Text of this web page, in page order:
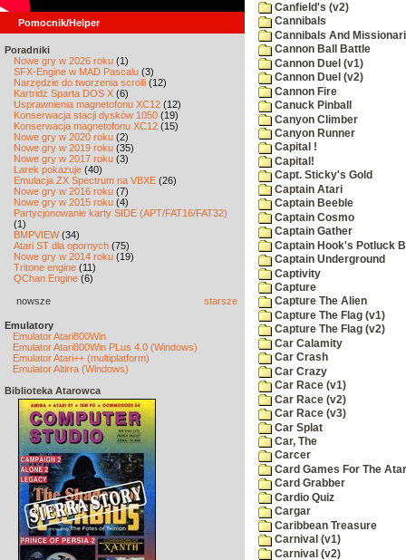
Pomocnik/Helper
Poradniki
Nowe gry w 2026 roku (1)
SFX-Engine w MAD Pascalu (3)
Narzędzie do tworzenia scrolli (12)
Kartridż Sparta DOS X (6)
Usprawnienia magnetofonu XC12 (12)
Konserwacja stacji dysków 1050 (19)
Konserwacja magnetofonu XC12 (15)
Nowe gry w 2020 roku (2)
Nowe gry w 2019 roku (35)
Nowe gry w 2017 roku (3)
Larek pokazuje (40)
Emulacja ZX Spectrum na VBXE (26)
Nowe gry w 2016 roku (7)
Nowe gry w 2015 roku (4)
Partycjonowanie karty SIDE (APT/FAT16/FAT32)
(1)
BMPVIEW(34)
Atari ST dla opornych (75)
Nowe gry w 2014 roku (19)
Tritone engine (11)
QChan Engine (6)
nowsze starsze
Emulatory
Emulator Atari800Win
Emulator Atari800Win PLus 4.0 (Windows)
Emulator Atari++ (multiplatform)
Emulator Altirra (Windows)
Biblioteka Atarowca
Canfield's (v2)
Cannibals
Cannibals And
Cannon Ball Battle
Cannon Duel (v1)
Cannon Duel (v2)
Cannon Fire
Canuck Pinball
Canyon Climber
Canyon Runner
Capital !
Capital!
Capt. Sticky's Gold
Captain Atari
Captain Beeble
Captain Cosmo
Captain Gather
Captain Hook's Potluck
Captain Underground
Captivity
Capture
Capture The Alien
Capture The Flag (v1)
Capture The Flag (v2)
Car Calamity
Car Crash
Car Crazy
Car Race (v1)
Car Race (v2)
Car Race (v3)
Car Splat
Car, The
Carcer
Card Games For The
Card Grabber
Cardio Quiz
Cargar
Caribbean Treasure
Carnival (v1)
Carnival (v2)